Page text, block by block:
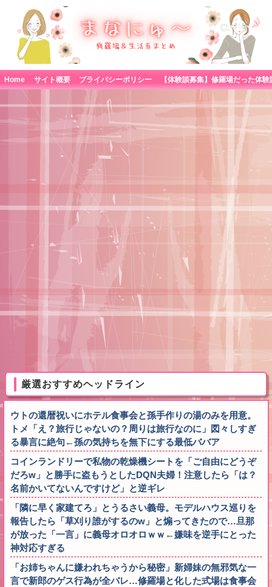
Home サイト概要 プライバシーポリシー
厳選おすすめヘッドライン
ウトの還暦祝いにホテル食事会と孫手作りの湯のみを用意。
トメ「え？旅行じゃないの？周りは旅行なのに」図々しすぎ
る暴言に絶句←孫の気持ちを無下にする最低ババア
コインランドリーで私物の乾燥機シートを「ご自由にどうぞ
だろw」と勝手に盗もうとしたDQN夫婦！注意したら「は？
名前かいてないんですけど」と逆ギレ
「隣に早く家建てろ」とうるさい義母。モデルハウス巡りを
報告したら「草刈り誰がするのw」と煽ってきたので…旦那
が放った「一言」に義母オロオロｗｗ←嫌味を逆手にとった
神対応すぎる
「お姉ちゃんに嫌われちゃうから秘密」新婦妹の無邪気な一
言で新郎のゲス行為が全バレ…修羅場と化した式場は食事会